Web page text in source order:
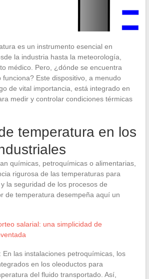
es un instrumento esencial en
la industria hasta la meteorología,
médico. Pero, ¿dónde se encuentra
Este dispositivo, a menudo
de vital importancia, está integrado en
medir y controlar condiciones térmicas
temperatura en los
químicas, petroquímicas o alimentarias,
rigurosa de las temperaturas para
la seguridad de los procesos de
de temperatura desempeña aquí un
salarial: una simplicidad de
: En las instalaciones petroquímicas, los
en los oleoductos para
del fluido transportado. Así,